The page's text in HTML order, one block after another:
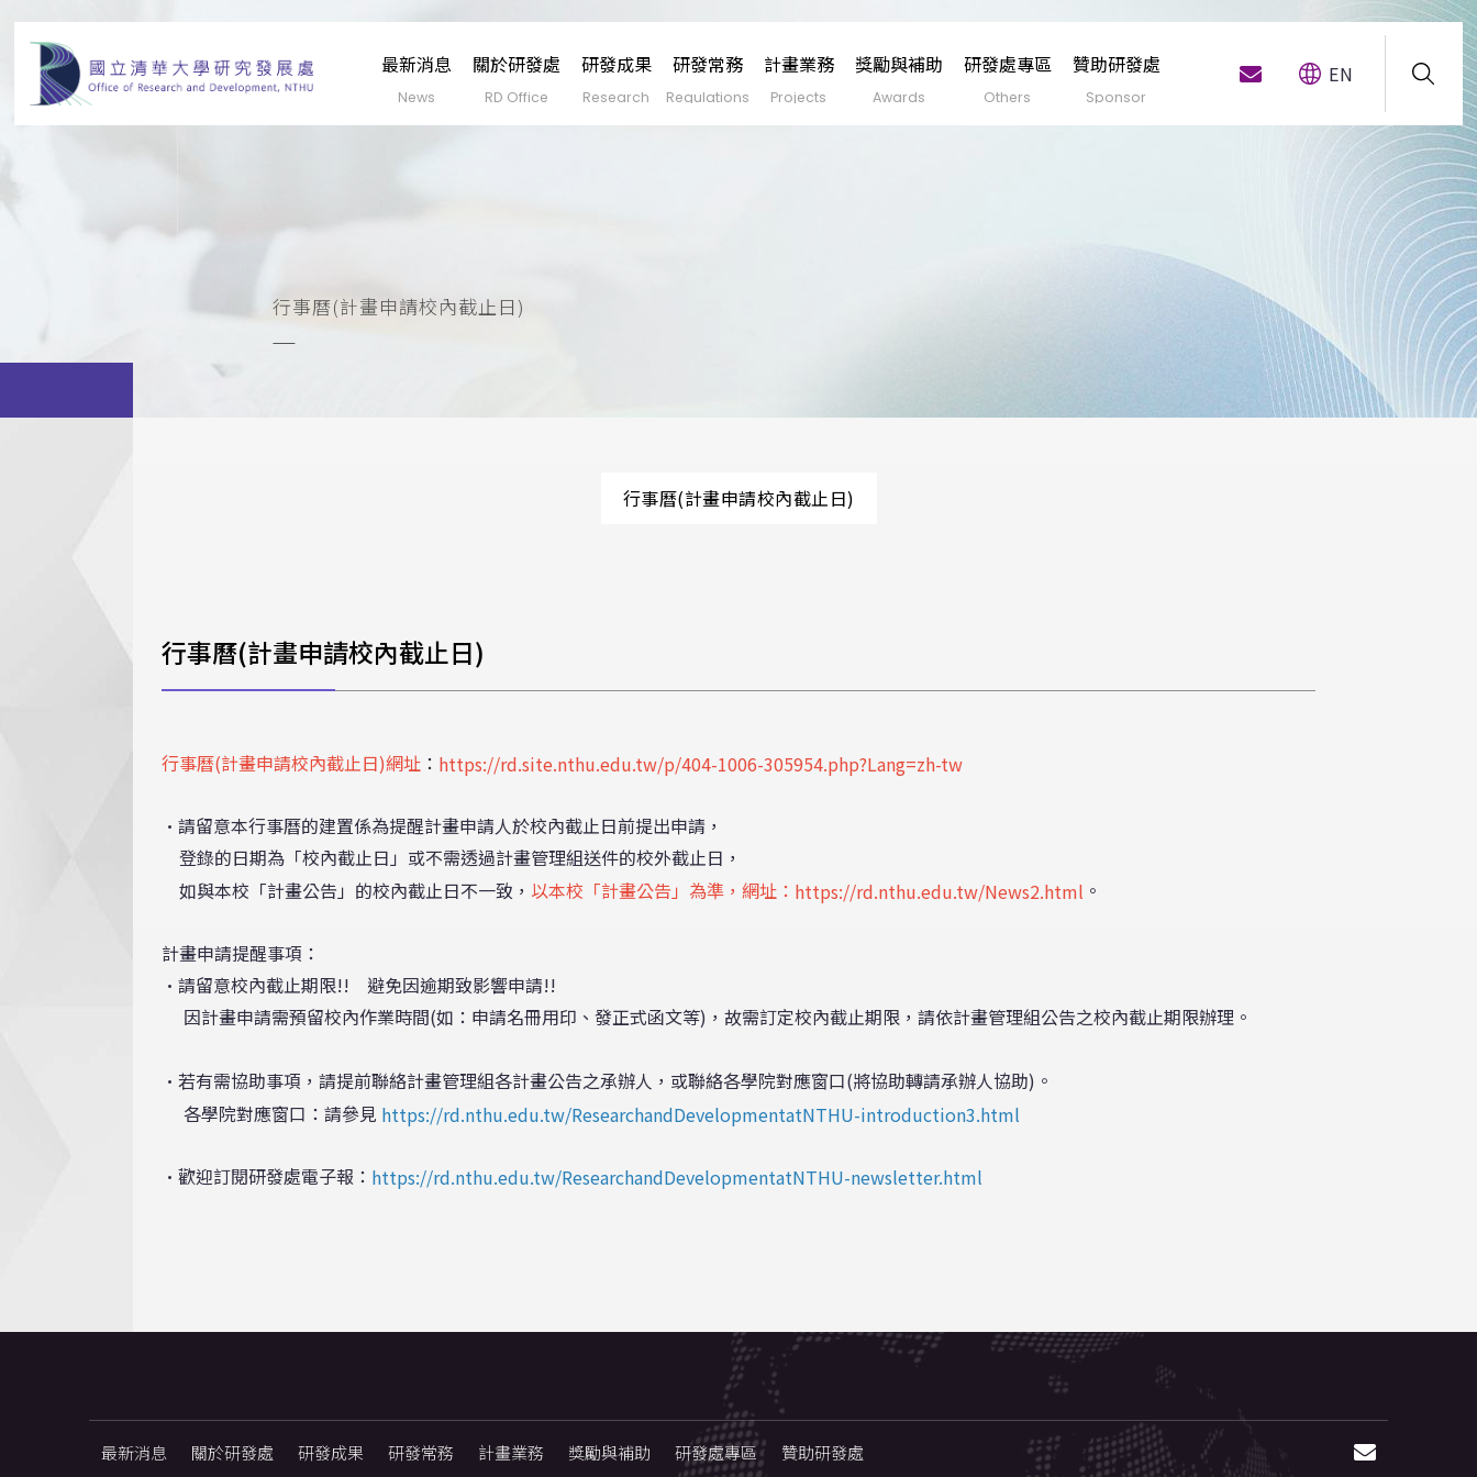
最新消息 關於研發處 研發成果 研發常務 計畫業務 獎勵與補助 研發處專區 贊助研發處 EN
行事曆(計畫申請校內截止日)
行事曆(計畫申請校內截止日)
行事曆(計畫申請校內截止日)
行事曆(計畫申請校內截止日)網址 ： https://rd.site.nthu.edu.tw/p/404-1006-305954.php?Lang=zh-tw
•請留意本行事曆的建置係為提醒計畫申請人於校內截止日前提出申請，
登錄的日期為「校內截止日」或不需透過計畫管理組送件的校外截止日，
如與本校「計畫公告」的校內截止日不一致， 以本校「計畫公告」為準，網址： https://rd.nthu.edu.tw/News2.html 。
計畫申請提醒事項 ：
•請留意校內截止期限!! 避免因逾期致影響申請!!
因計畫申請需預留校內作業時間(如：申請名冊用印、發正式函文等)，故需訂定校內截止期限，請依計畫管理組公告之校內截止期限辦理。
•若有需協助事項，請提前聯絡計畫管理組各計畫公告之承辦人，或聯絡各學院對應窗口(將協助轉請承辦人協助)。
各學院對應窗口：請參見 https://rd.nthu.edu.tw/ResearchandDevelopmentatNTHU-introduction3.html
•歡迎訂閱研發處電子報： https://rd.nthu.edu.tw/ResearchandDevelopmentatNTHU-newsletter.html
最新消息 關於研發處 研發成果 研發常務 計畫業務 獎勵與補助 研發處專區 贊助研發處